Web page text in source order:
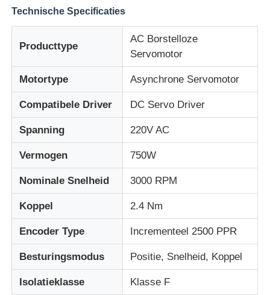
Contacteer ons
Vraag een offerte aan
variabele frequentie aandrijving
Programmeerbare logische controller
PLC -controller
Technische Specificaties
Producttype
AC Borstelloze
Servomotor
Motortype Asynchrone Servomotor
Compatibele Driver DC Servo Driver
Spanning 220V AC
Vermogen 750W
Nominale Snelheid 3000 RPM
Koppel 2.4 Nm
Encoder Type Incrementeel 2500 PPR
Besturingsmodus Positie, Snelheid, Koppel
Isolatieklasse Klasse F